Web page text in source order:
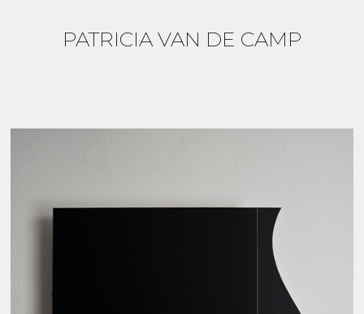
PATRICIA VAN DE CAMP